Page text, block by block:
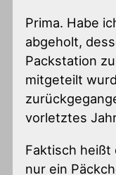
Prima. Habe
abgeholt,
Packstation
mitgeteilt
vorletztes
Faktisch heißt
nur ein